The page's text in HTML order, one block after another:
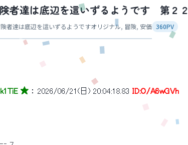
険者達は底辺を這いずるようです 第２
険者達は底辺を這いずるようですオリジナル, 冒険, 安価 360PV
★ ： 2026/06/21(日) 20:04:18.83 ID:O/A6wGVh